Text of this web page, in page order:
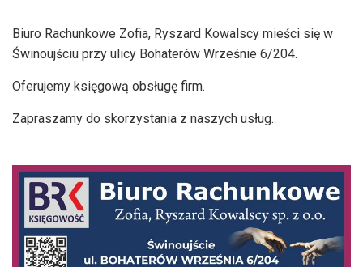
Biuro Rachunkowe Zofia, Ryszard Kowalscy mieści się w
Świnoujściu przy ulicy Bohaterów Wrześnie 6/204.
Oferujemy księgową obsługę firm.
Zapraszamy do skorzystania z naszych usług.